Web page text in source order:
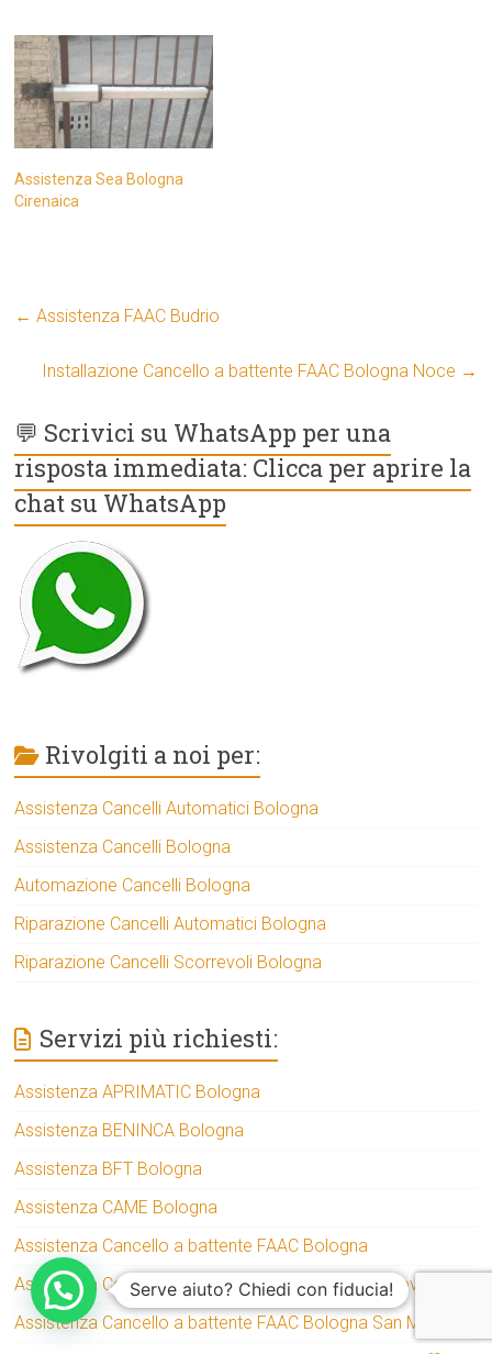
Assistenza Sea Bologna
Cirenaica
← Assistenza FAAC Budrio
Installazione Cancello a battente FAAC Bologna Noce →
💬 Scrivici su WhatsApp per una
risposta immediata: Clicca per aprire la
chat su WhatsApp
Rivolgiti a noi per:
Assistenza Cancelli Automatici Bologna
Assistenza Cancelli Bologna
Automazione Cancelli Bologna
Riparazione Cancelli Automatici Bologna
Riparazione Cancelli Scorrevoli Bologna
Servizi più richiesti:
Assistenza APRIMATIC Bologna
Assistenza BENINCA Bologna
Assistenza BFT Bologna
Assistenza CAME Bologna
Assistenza Cancello a battente FAAC Bologna
Assistenza Cancello a battente FAAC Bologna Arcoveggio
Assistenza Cancello a battente FAAC Bologna San Mamolo
Serve aiuto? Chiedi con fiducia!